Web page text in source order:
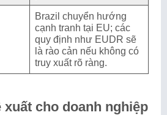
Brazil chuyển hướng
cạnh tranh tại EU; các
quy định như EUDR sẽ
là rào cản nếu không có
truy xuất rõ ràng.
cho doanh nghiệp